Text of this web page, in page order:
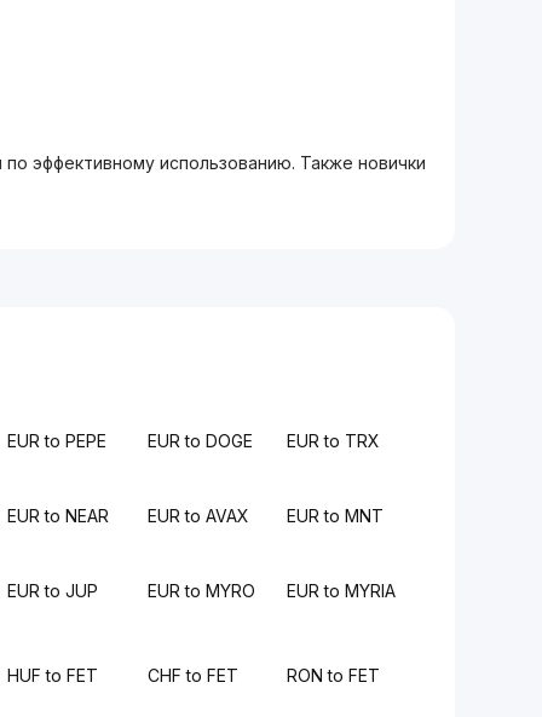
эффективному использованию. Также новички
EUR to PEPE EUR to DOGE EUR to TRX
EUR to NEAR EUR to AVAX EUR to MNT
EUR to JUP EUR to MYRO EUR to MYRIA
HUF to FET CHF to FET RON to FET